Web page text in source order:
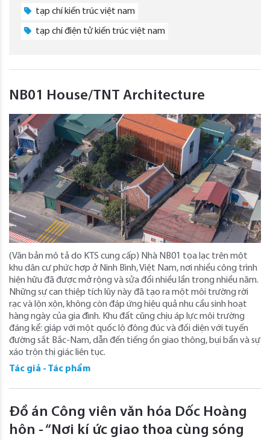
tạp chí kiến trúc việt nam
tạp chí điện tử kiến trúc việt nam
NB01 House/TNT Architecture
(Văn bản mô tả do KTS cung cấp) Nhà NB01 tọa lạc trên một
khu dân cư phức hợp ở Ninh Bình, Việt Nam, nơi nhiều công trình
hiện hữu đã được mở rộng và sửa đổi nhiều lần trong nhiều năm.
Những sự can thiệp tích lũy này đã tạo ra một môi trường rời
rạc và lộn xộn, không còn đáp ứng hiệu quả nhu cầu sinh hoạt
hàng ngày của gia đình. Khu đất cũng chịu áp lực môi trường
đáng kể: giáp với một quốc lộ đông đúc và đối diện với tuyến
đường sắt Bắc-Nam, dẫn đến tiếng ồn giao thông, bụi bẩn và sự
xáo trộn thị giác liên tục.
Tác giả - Tác phẩm
Đồ án Công viên văn hóa Dốc Hoàng
hôn - “Nơi kí ức giao thoa cùng sóng